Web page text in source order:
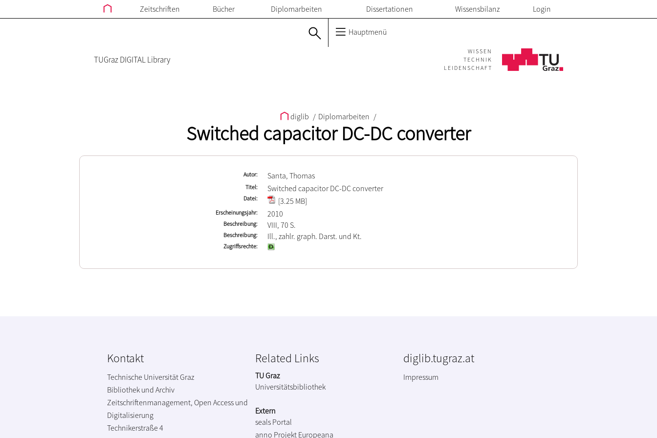
Zeitschriften Bücher Diplomarbeiten Dissertationen Wissensbilanz Login
Hauptmenü
TUGraz DIGITAL Library
WISSEN
TECHNIK
LEIDENSCHAFT
diglib / Diplomarbeiten /
Switched capacitor DC-DC converter
Autor Santa, Thomas
Titel Switched capacitor DC-DC converter
Datei [3.25 MB]
Erscheinungsjahr 2010
Beschreibung VIII, 70 S.
Beschreibung Ill., zahlr. graph. Darst. und Kt.
Zugriffsrechte
Kontakt
Technische Universität Graz
Bibliothek und Archiv
Zeitschriftenmanagement, Open Access und
Digitalisierung
Technikerstraße 4
Related Links
TU Graz
Universitätsbibliothek
Extern
seals Portal
anno Projekt Europeana
diglib.tugraz.at
Impressum